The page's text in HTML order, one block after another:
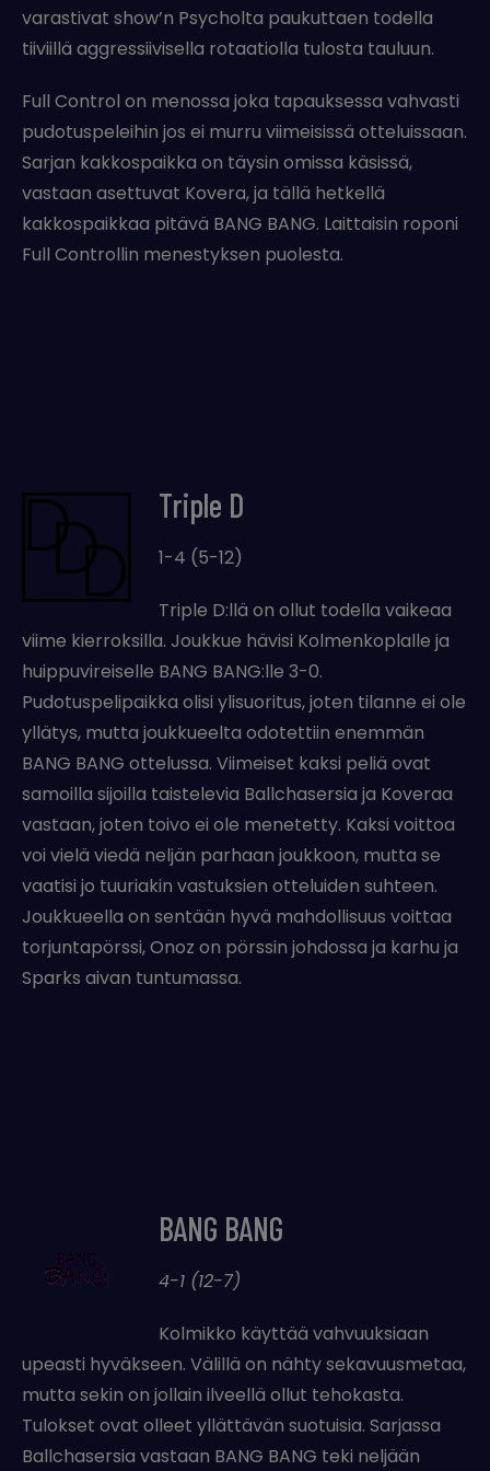
varastivat show’n Psycholta paukuttaen todella
tiiviillä aggressiivisella rotaatiolla tulosta tauluun.
Full Control on menossa joka tapauksessa vahvasti
pudotuspeleihin jos ei murru viimeisissä otteluissaan.
Sarjan kakkospaikka on täysin omissa käsissä,
vastaan asettuvat Kovera, ja tällä hetkellä
kakkospaikkaa pitävä BANG BANG. Laittaisin roponi
Full Controllin menestyksen puolesta.
Triple D
1-4 (5-12)
Triple D:llä on ollut todella vaikeaa
viime kierroksilla. Joukkue hävisi Kolmenkoplalle ja
huippuvireiselle BANG BANG:lle 3-0.
Pudotuspelipaikka olisi ylisuoritus, joten tilanne ei ole
yllätys, mutta joukkueelta odotettiin enemmän
BANG BANG ottelussa. Viimeiset kaksi peliä ovat
samoilla sijoilla taistelevia Ballchasersia ja Koveraa
vastaan, joten toivo ei ole menetetty. Kaksi voittoa
voi vielä viedä neljän parhaan joukkoon, mutta se
vaatisi jo tuuriakin vastuksien otteluiden suhteen.
Joukkueella on sentään hyvä mahdollisuus voittaa
torjuntapörssi, Onoz on pörssin johdossa ja karhu ja
Sparks aivan tuntumassa.
BANG BANG
4-1 (12-7)
Kolmikko käyttää vahvuuksiaan
upeasti hyväkseen. Välillä on nähty sekavuusmetaa,
mutta sekin on jollain ilveellä ollut tehokasta.
Tulokset ovat olleet yllättävän suotuisia. Sarjassa
Ballchasersia vastaan BANG BANG teki neljään